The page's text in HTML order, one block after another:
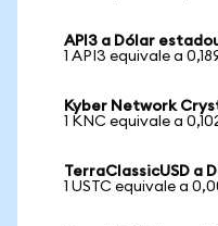
API3 a Dólar
1 API3 equivale a
Kyber Network
1 KNC equivale a
TerraClassicUSD a
1 USTC equivale a